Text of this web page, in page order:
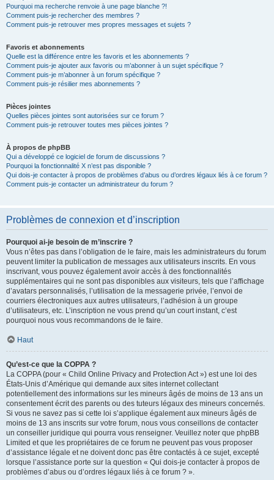
Pourquoi ma recherche renvoie à une page blanche ?!
Comment puis-je rechercher des membres ?
Comment puis-je retrouver mes propres messages et sujets ?
Favoris et abonnements
Quelle est la différence entre les favoris et les abonnements ?
Comment puis-je ajouter aux favoris ou m’abonner à un sujet spécifique ?
Comment puis-je m’abonner à un forum spécifique ?
Comment puis-je résilier mes abonnements ?
Pièces jointes
Quelles pièces jointes sont autorisées sur ce forum ?
Comment puis-je retrouver toutes mes pièces jointes ?
À propos de phpBB
Qui a développé ce logiciel de forum de discussions ?
Pourquoi la fonctionnalité X n’est pas disponible ?
Qui dois-je contacter à propos de problèmes d’abus ou d’ordres légaux liés à ce forum ?
Comment puis-je contacter un administrateur du forum ?
Problèmes de connexion et d’inscription
Pourquoi ai-je besoin de m’inscrire ?
Vous n’êtes pas dans l’obligation de le faire, mais les administrateurs du forum
peuvent limiter la publication de messages aux utilisateurs inscrits. En vous
inscrivant, vous pouvez également avoir accès à des fonctionnalités
supplémentaires qui ne sont pas disponibles aux visiteurs, tels que l’affichage
d’avatars personnalisés, l’utilisation de la messagerie privée, l’envoi de
courriers électroniques aux autres utilisateurs, l’adhésion à un groupe
d’utilisateurs, etc. L’inscription ne vous prend qu’un court instant, c’est
pourquoi nous vous recommandons de le faire.
Haut
Qu’est-ce que la COPPA ?
La COPPA (pour « Child Online Privacy and Protection Act ») est une loi des
États-Unis d’Amérique qui demande aux sites internet collectant
potentiellement des informations sur les mineurs âgés de moins de 13 ans un
consentement écrit des parents ou des tuteurs légaux des mineurs concernés.
Si vous ne savez pas si cette loi s’applique également aux mineurs âgés de
moins de 13 ans inscrits sur votre forum, nous vous conseillons de contacter
un conseiller juridique qui pourra vous renseigner. Veuillez noter que phpBB
Limited et que les propriétaires de ce forum ne peuvent pas vous proposer
d’assistance légale et ne doivent donc pas être contactés à ce sujet, excepté
lorsque l’assistance porte sur la question « Qui dois-je contacter à propos de
problèmes d’abus ou d’ordres légaux liés à ce forum ? ».